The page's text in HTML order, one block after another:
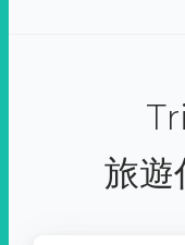
旅遊